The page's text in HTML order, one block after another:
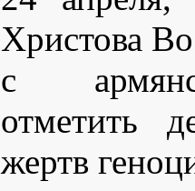
Христова
с
отметить
жертв